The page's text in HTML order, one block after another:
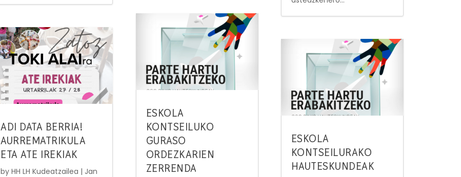
ADI DATA BERRIA!
AURREMATRIKULA
ETA ATE IREKIAK
byHH LH Kudeatzailea | Jan
ESKOLA
KONTSEILUKO
GURASO
ORDEZKARIEN
ZERRENDA
ESKOLA
KONTSEILURAKO
HAUTESKUNDEAK